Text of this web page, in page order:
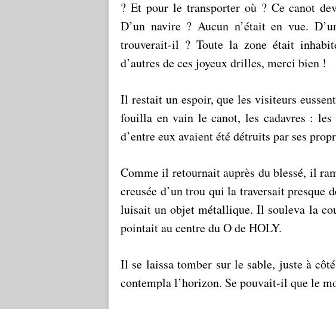
? Et pour le transporter où ? Ce canot
D’un navire ? Aucun n’était en vue.
trouverait-il ? Toute la zone était
d’autres de ces joyeux drilles, merci bien !
Il restait un espoir, que les visiteurs
fouilla en vain le canot, les cadavres :
d’entre eux avaient été détruits par ses
Comme il retournait auprès du blessé, il
creusée d’un trou qui la traversait presque
luisait un objet métallique. Il souleva la
pointait au centre du O de HOLY.
Il se laissa tomber sur le sable, juste à
contempla l’horizon. Se pouvait-il que le